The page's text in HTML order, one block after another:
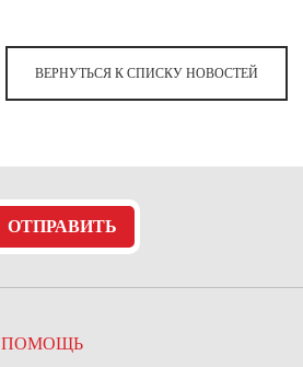
ВЕРНУТЬСЯ К СПИСКУ НОВОСТЕЙ
ОТПРАВИТЬ
ПОМОЩЬ